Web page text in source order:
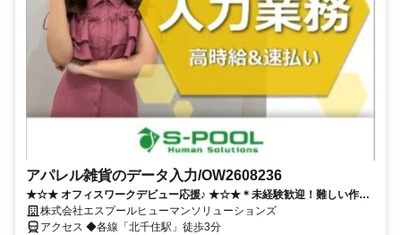
アパレル雑貨のデータ入力/OW2608236
★☆★ オフィスワークデビュー応援♪ ★☆★＊未経験歓迎！難しい作業
なし◎ 残業なし・週3日～OK！髪色自由・ネイル・ピアス・ひげOK＆
服装自由で私服勤務OK♪
株式会社エスプールヒューマンソリューションズ
アクセス ◆各線「北千住駅」徒歩3分